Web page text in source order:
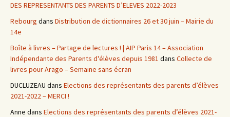
DES REPRESENTANTS DES PARENTS D’ELEVES 2022-2023
Rebourg dans Distribution de dictionnaires 26 et 30 juin – Mairie du
14e
Boîte à livres – Partage de lectures ! | AIP Paris 14 – Association
Indépendante des Parents d'élèves depuis 1981 dans Collecte de
livres pour Arago – Semaine sans écran
DUCLUZEAU dans Elections des représentants des parents d’élèves
2021-2022 – MERCI !
Anne dans Elections des représentants des parents d’élèves 2021-